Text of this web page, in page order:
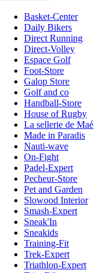
Basket-Center
Daily Bikers
Direct Running
Direct-Volley
Espace Golf
Foot-Store
Galop Store
Golf and co
Handball-Store
House of Rugby
La sellerie de Maé
Made in Paradis
Nauti-wave
On-Fight
Padel-Expert
Pecheur-Store
Pet and Garden
Slowood Interior
Smash-Expert
Sneak'In
Sneakids
Training-Fit
Trek-Expert
Triathlon-Expert